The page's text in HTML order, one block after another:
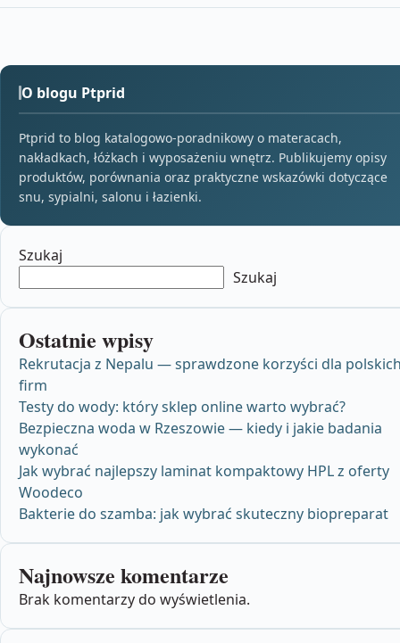
O blogu Ptprid
Ptprid to blog katalogowo-poradnikowy o materacach,
nakładkach, łóżkach i wyposażeniu wnętrz. Publikujemy opisy
produktów, porównania oraz praktyczne wskazówki dotyczące
snu, sypialni, salonu i łazienki.
Szukaj
Szukaj
Ostatnie wpisy
Rekrutacja z Nepalu — sprawdzone korzyści dla
firm
Testy do wody: który sklep online warto wybrać?
Bezpieczna woda w Rzeszowie — kiedy i jakie badania
wykonać
Jak wybrać najlepszy laminat kompaktowy HPL z oferty
Woodeco
Bakterie do szamba: jak wybrać skuteczny biopreparat
Najnowsze komentarze
Brak komentarzy do wyświetlenia.